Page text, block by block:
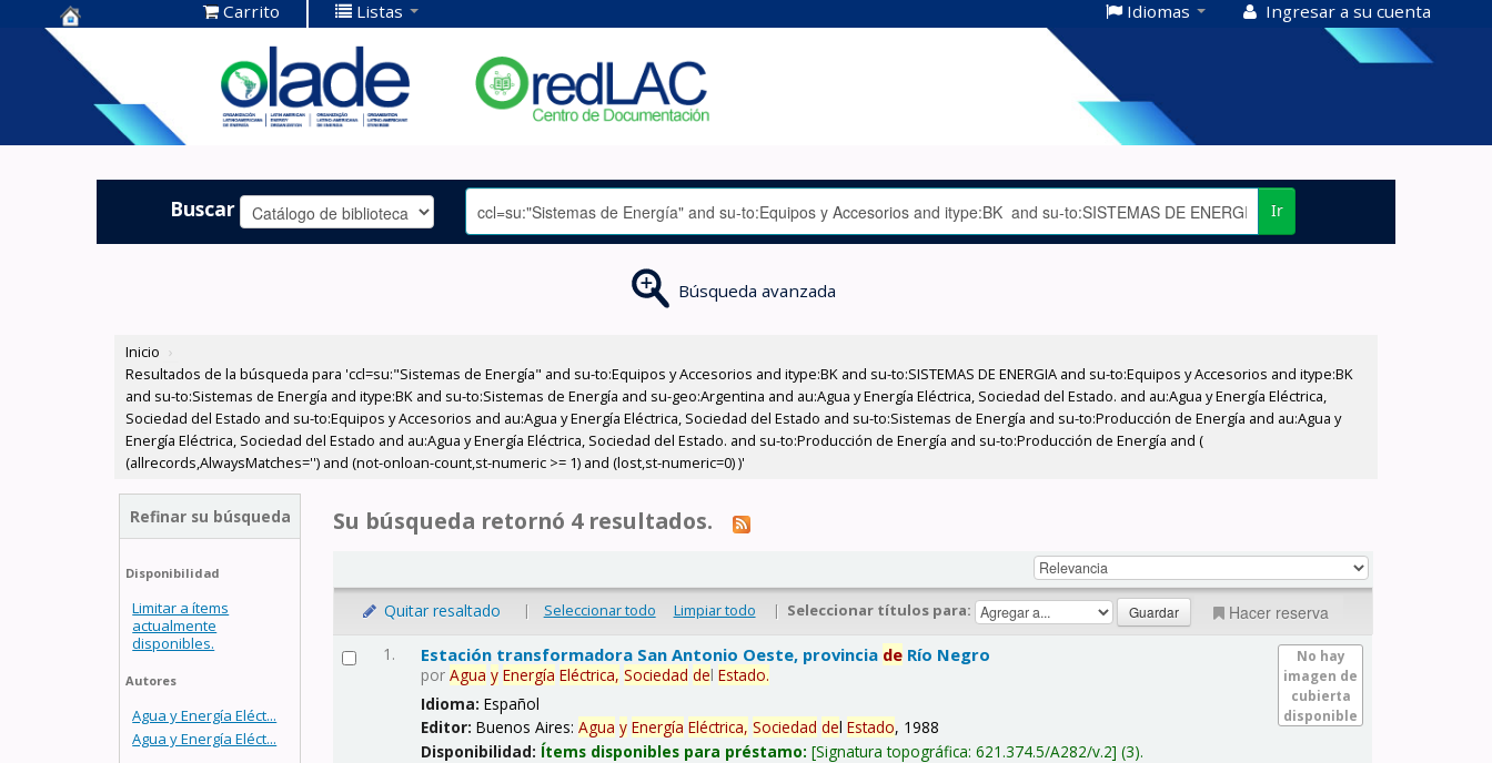
Centro de
Documentación
OLADE -
Carrito Listas Idiomas Ingresar a su cuenta
Buscar Ir
Búsqueda avanzada
Inicio ›
Resultados de la búsqueda para 'ccl=su:"Sistemas de Energía" and su-to:Equipos y Accesorios and itype:BK and su-to:SISTEMAS DE ENERGIA and su-to:Equipos y Accesorios and itype:BK
and su-to:Sistemas de Energía and itype:BK and su-to:Sistemas de Energía and su-geo:Argentina and au:Agua y Energía Eléctrica, Sociedad del Estado. and au:Agua y Energía Eléctrica,
Sociedad del Estado and su-to:Equipos y Accesorios and au:Agua y Energía Eléctrica, Sociedad del Estado and su-to:Sistemas de Energía and su-to:Producción de Energía and au:Agua y
Energía Eléctrica, Sociedad del Estado and au:Agua y Energía Eléctrica, Sociedad del Estado. and su-to:Producción de Energía and su-to:Producción de Energía and (
(allrecords,AlwaysMatches='') and (not-onloan-count,st-numeric >= 1) and (lost,st-numeric=0) )'
Refinar su búsqueda
Disponibilidad
Limitar a ítems
actualmente
disponibles.
Autores
Agua y Energía Eléct...
Agua y Energía Eléct...
Su búsqueda retornó 4 resultados.
Quitar resaltado | Seleccionar todo Limpiar todo | Seleccionar títulos para: Hacer reserva
1.
No hay
imagen de
cubierta
disponible
Estación transformadora San Antonio Oeste, provincia de Río Negro
porAgua y Energía Eléctrica, Sociedad delEstado.
Idioma:Español
Editor:Buenos Aires:Agua y Energía Eléctrica, Sociedad delEstado, 1988
Disponibilidad: Ítems disponibles para préstamo: Signatura topográfica:621.374.5/A282/v.2 (3).